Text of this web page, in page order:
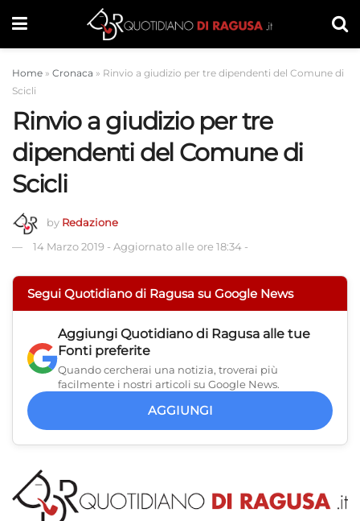
Home » Cronaca » Rinvio a giudizio per tre dipendenti del Comune di
Scicli
Rinvio a giudizio per tre
dipendenti del Comune di
Scicli
by Redazione
14 Marzo 2019 - Aggiornato alle ore 18:34 -
Segui Quotidiano di Ragusa su Google News
Aggiungi Quotidiano di Ragusa alle tue
Fonti preferite
Quando cercherai una notizia, troverai più
facilmente i nostri articoli su Google News.
AGGIUNGI